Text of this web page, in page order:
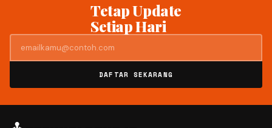
Tetap Update
Setiap Hari
DAFTAR SEKARANG